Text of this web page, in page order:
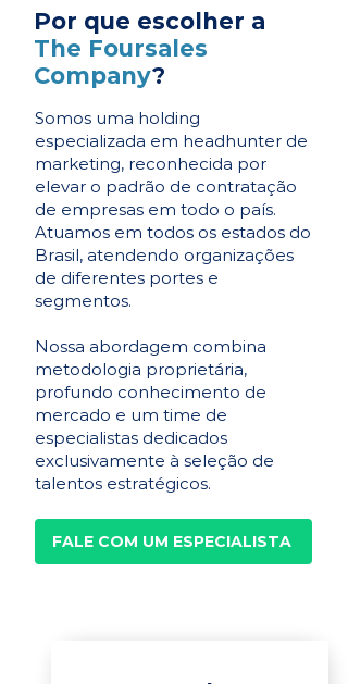
Por que escolher a
The Foursales
Company?
Somos uma holding
especializada em headhunter de
marketing, reconhecida por
elevar o padrão de contratação
de empresas em todo o país.
Atuamos em todos os estados do
Brasil, atendendo organizações
de diferentes portes e
segmentos.
Nossa abordagem combina
metodologia proprietária,
profundo conhecimento de
mercado e um time de
especialistas dedicados
exclusivamente à seleção de
talentos estratégicos.
FALE COM UM ESPECIALISTA